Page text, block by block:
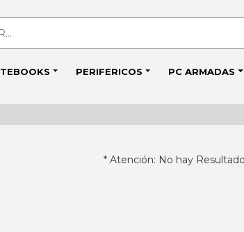
PERIFERICOS PC ARMADAS
* Atención: No hay